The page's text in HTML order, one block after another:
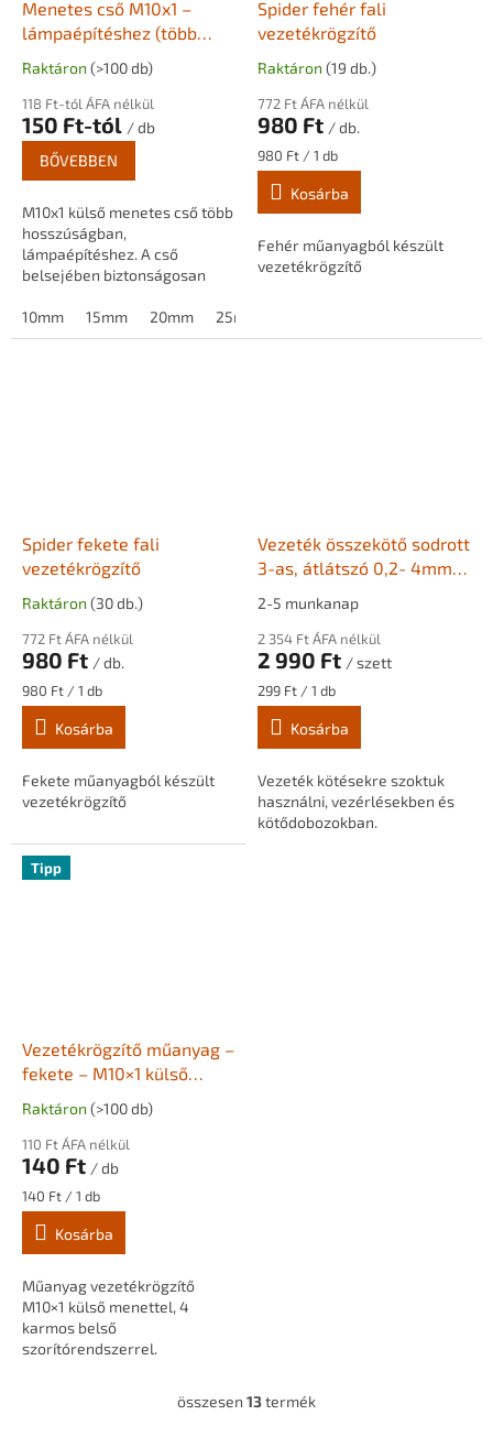
Menetes cső M10x1 –
lámpaépítéshez (több
méretben)
Raktáron (>100 db)
118 Ft-tól ÁFA nélkül
150 Ft-tól / db
BŐVEBBEN
M10x1 külső menetes cső több
hosszúságban,
lámpaépítéshez. A cső
belsejében biztonságosan
vezeték, miközben stabil
rögzítést biztosít
10mm 15mm 20mm 25mm
Spider fehér fali
vezetékrögzítő
Raktáron (19 db.)
772 Ft ÁFA nélkül
980 Ft / db.
Egységár:
980 Ft / 1 db
Kosárba
Fehér műanyagból készült
vezetékrögzítő
Spider fekete fali
vezetékrögzítő
Raktáron (30 db.)
772 Ft ÁFA nélkül
980 Ft / db.
Egységár:
980 Ft / 1 db
Kosárba
Fekete műanyagból készült
vezetékrögzítő
Vezeték összekötő sodrott
3-as, átlátszó 0,2- 4mm2
2-5 munkanap
2 354 Ft ÁFA nélkül
2 990 Ft / szett
Egységár:
299 Ft / 1 db
Kosárba
Vezeték kötésekre szoktuk
használni, vezérlésekben és
kötődobozokban.
Tipp
Vezetékrögzítő műanyag –
fekete – M10×1 külső
Raktáron (>100 db)
110 Ft ÁFA nélkül
140 Ft / db
Egységár:
140 Ft / 1 db
Kosárba
Műanyag vezetékrögzítő
M10×1 külső menettel, 4
karmos belső
szorítórendszerrel.
L
összesen 13termék